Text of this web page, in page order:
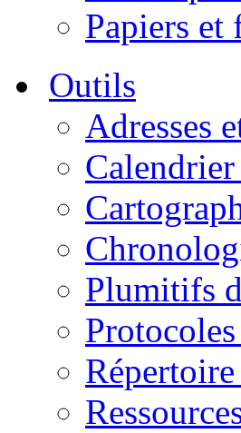
Papiers et
Outils
Adresses
Calendrier
Plumitifs